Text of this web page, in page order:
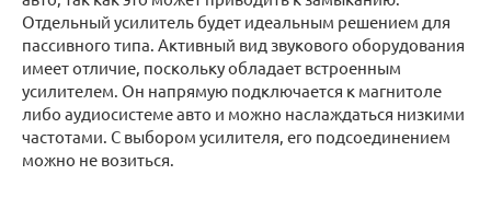
Отдельный усилитель будет идеальным решением для
пассивного типа. Активный вид звукового оборудования
имеет отличие, поскольку обладает встроенным
усилителем. Он напрямую подключается к магнитоле
либо аудиосистеме авто и можно наслаждаться низкими
частотами. С выбором усилителя, его подсоединением
можно не возиться.